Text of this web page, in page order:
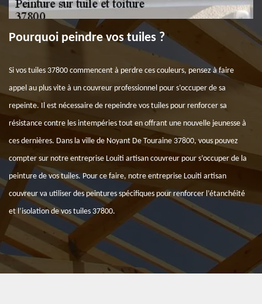
Pourquoi peindre vos tuiles ?
Si vos tuiles 37800 commencent à perdre ces couleurs, pensez à faire
appel au plus vite à un couvreur professionnel pour s’occuper de sa
repeinte. Il est nécessaire de repeindre vos tuiles pour renforcer sa
résistance contre les intempéries tout en offrant une nouvelle jeunesse à
ces dernières. Dans la ville de Noyant De Touraine 37800, vous pouvez
compter sur notre entreprise Louiti artisan couvreur pour s’occuper de la
peinture de vos tuiles. Pour ce faire, notre entreprise Louiti artisan
couvreur va utiliser des peintures spécifiques pour renforcer l’étanchéité
et l’isolation de vos tuiles 37800.